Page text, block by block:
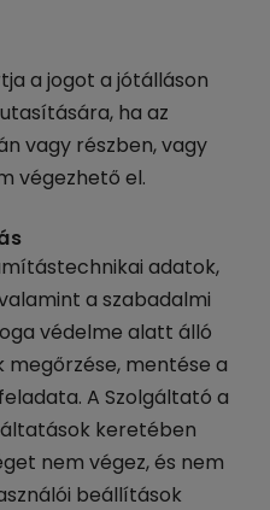
a jogot a jótálláson
ha az
vagy részben, vagy
végezhető el.
adatok,
a szabadalmi
védelme alatt álló
mentése a
A Szolgáltató a
keretében
nem végez, és nem
beállítások